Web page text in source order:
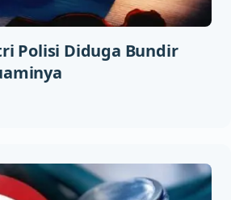
Polisi Diduga Bundir